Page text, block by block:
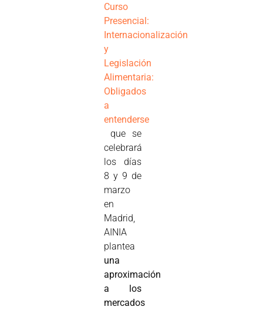
Curso
Presencial:
Internacionalización
y
Legislación
Alimentaria:
Obligados
a
entenderse
que se
celebrará
los días
8 y 9 de
marzo
en
Madrid,
AINIA
plantea
una
aproximación
a los
mercados